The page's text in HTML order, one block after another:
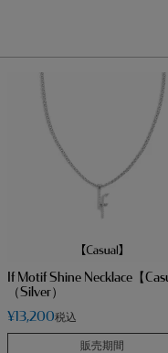
If Motif Shine Necklace【
（Silver）
¥13,200税込
販売期間